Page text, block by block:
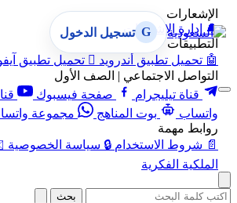
الإشعارات
🔔 إدارة الإشعارات
التطبيقات
🤖 تحميل تطبيق أندرويد  تحميل تطبيق
التواصل الاجتماعي | الصف الأول
قناة تيليجرام
صفحة فيسبوك
واتساب
بوت المناهج
مجموعة
روابط مهمة
📄 شروط الاستخدام 🔒 سياسة الخصوصية
الملكية الفكرية
G تسجيل الدخول
بحث